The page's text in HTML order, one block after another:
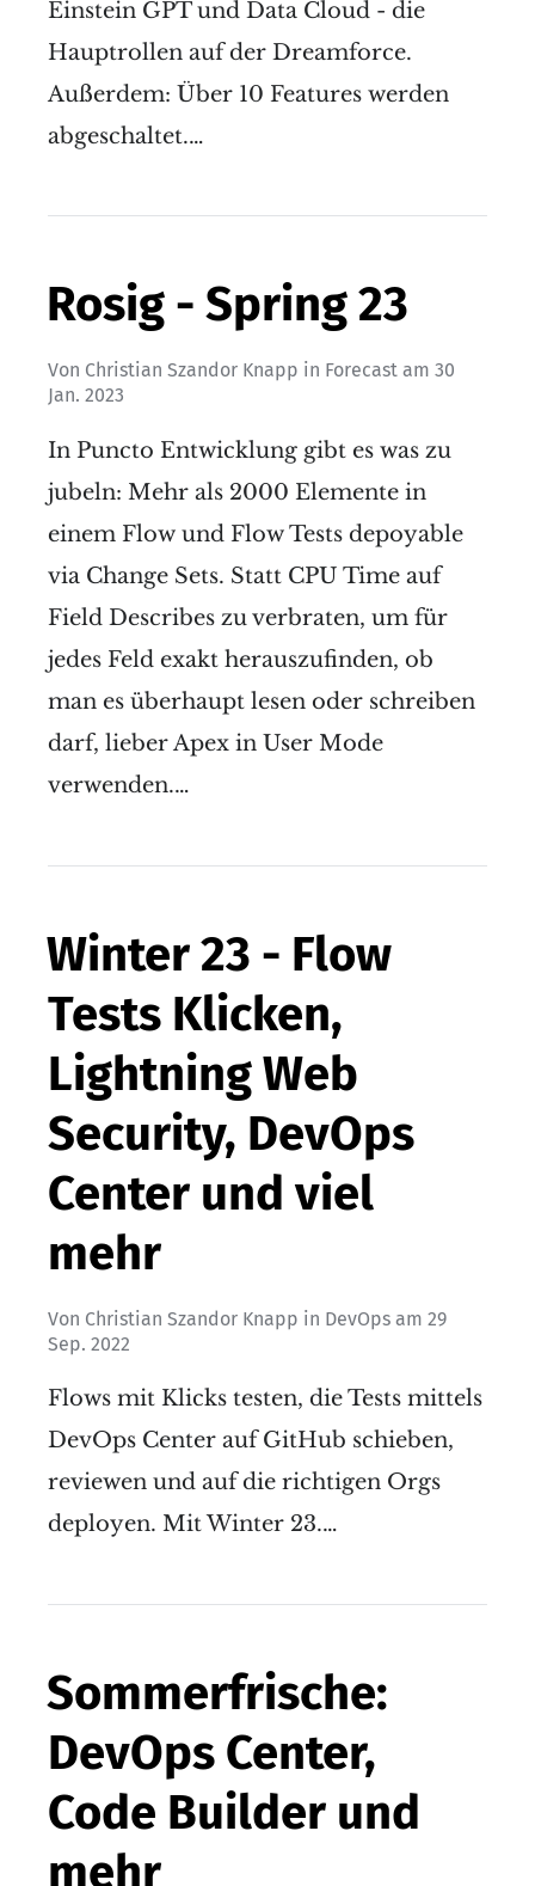
Einstein GPT und Data Cloud - die
Hauptrollen auf der Dreamforce.
Außerdem: Über 10 Features werden
abgeschaltet.…
Rosig - Spring 23
Von Christian Szandor Knapp in Forecast am 30
Jan. 2023
In Puncto Entwicklung gibt es was zu
jubeln: Mehr als 2000 Elemente in
einem Flow und Flow Tests depoyable
via Change Sets. Statt CPU Time auf
Field Describes zu verbraten, um für
jedes Feld exakt herauszufinden, ob
man es überhaupt lesen oder schreiben
darf, lieber Apex in User Mode
verwenden.…
Winter 23 - Flow
Tests Klicken,
Lightning Web
Security, DevOps
Center und viel
mehr
Von Christian Szandor Knapp in DevOps am 29
Sep. 2022
Flows mit Klicks testen, die Tests mittels
DevOps Center auf GitHub schieben,
reviewen und auf die richtigen Orgs
deployen. Mit Winter 23.…
Sommerfrische:
DevOps Center,
Code Builder und
mehr